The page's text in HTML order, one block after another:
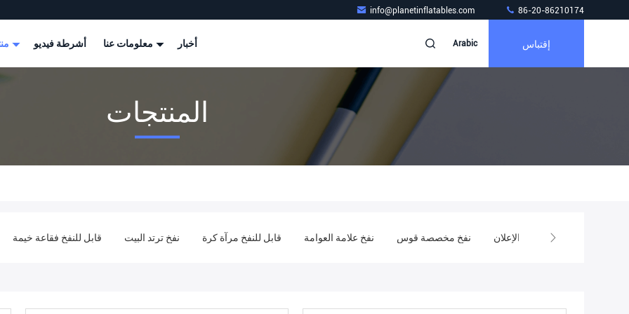
info@planetinflatables.com 86-20-86210174
أشرطة فيديو أخبار Arabic إقتباس
المنتجات
نفخ ترتد البيت قابل للنفخ مرآة كرة نفخ علامة العوامة نفخ مخصصة قوس نفخ بالون الإعلان خيمة نفخ القباني